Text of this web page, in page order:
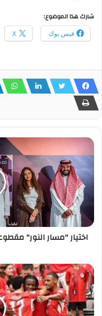
شارك هذا الموضوع:
فيس بوك X
اختيار "مسار النور"